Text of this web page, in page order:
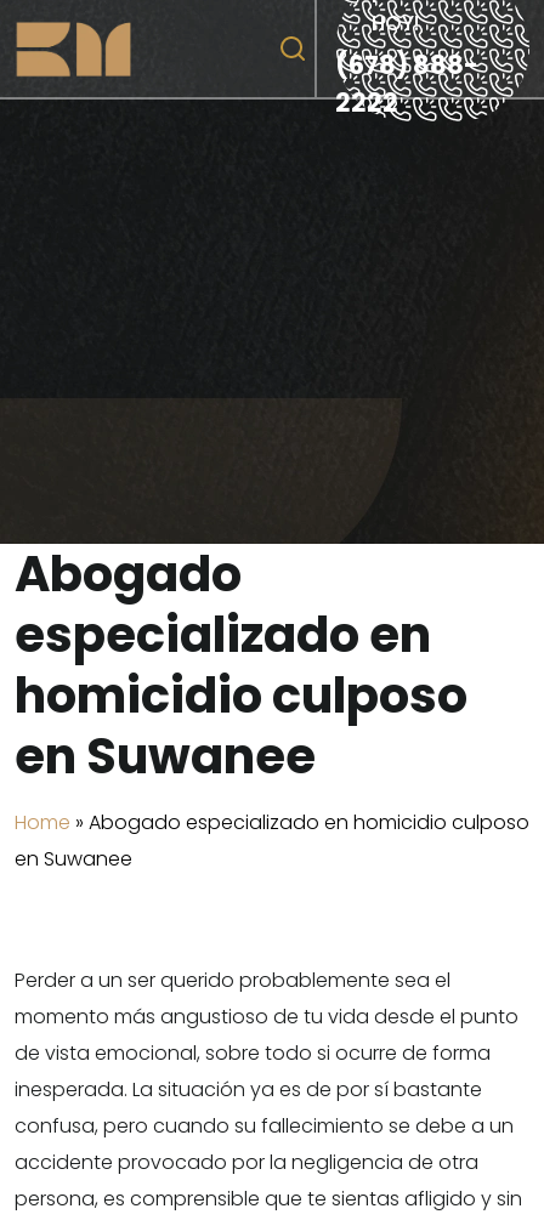
HOY!
(678) 888-
2222
Abogado
especializado en
homicidio culposo
en Suwanee
Home » Abogado especializado en homicidio culposo
en Suwanee
Perder a un ser querido probablemente sea el
momento más angustioso de tu vida desde el punto
de vista emocional, sobre todo si ocurre de forma
inesperada. La situación ya es de por sí bastante
confusa, pero cuando su fallecimiento se debe a un
accidente provocado por la negligencia de otra
persona, es comprensible que te sientas afligido y sin